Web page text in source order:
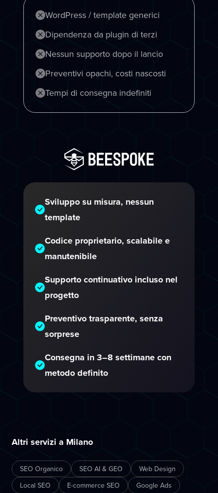
WordPress / template generici
Dipendenza da plugin di terzi
Nessun supporto dopo il lancio
Preventivi opachi, costi nascosti
Tempi di consegna indefiniti
Sviluppo su misura, nessun
template
Codice proprietario, scalabile e
manutenibile
Supporto continuativo incluso nel
progetto
Preventivo trasparente, senza
sorprese
Consegna in 3–8 settimane con
metodo definito
Altri servizi a Milano
SEO Organico SEO AI & GEO
Web Design
Local SEO
E-commerce SEO Google Ads